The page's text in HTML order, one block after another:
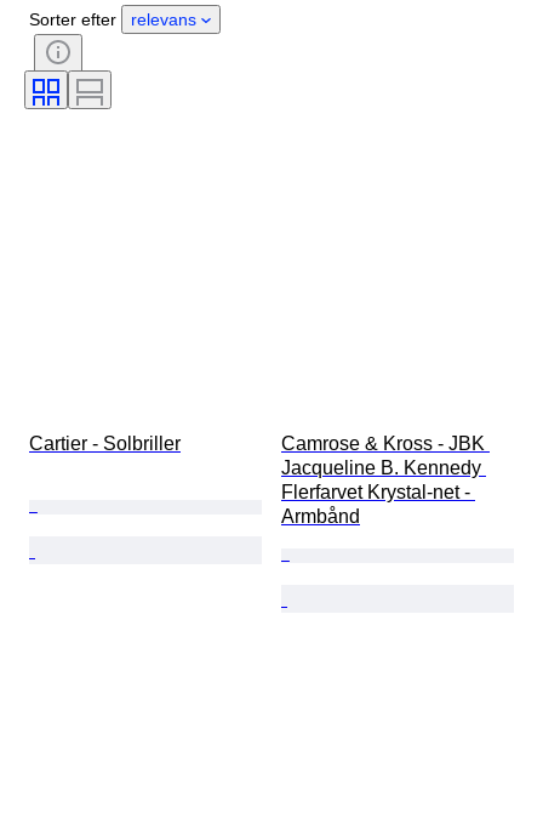
Certificering
Stil
Farve
Snit
Mønster
Sorter efter relevans
Cartier - Solbriller
Camrose & Kross - JBK
Jacqueline B. Kennedy
Flerfarvet Krystal-net -
Armbånd